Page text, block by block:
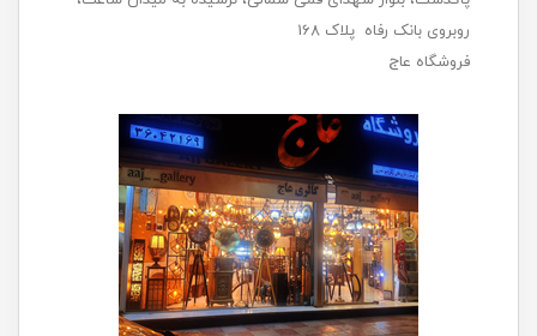
روبروی بانک رفاه پلاک 168
فروشگاه عاج